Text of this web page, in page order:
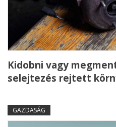
Kidobni vagy
selejtezés rejtett
GAZDASÁG